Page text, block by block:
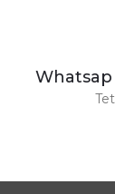
Ürün
Bu